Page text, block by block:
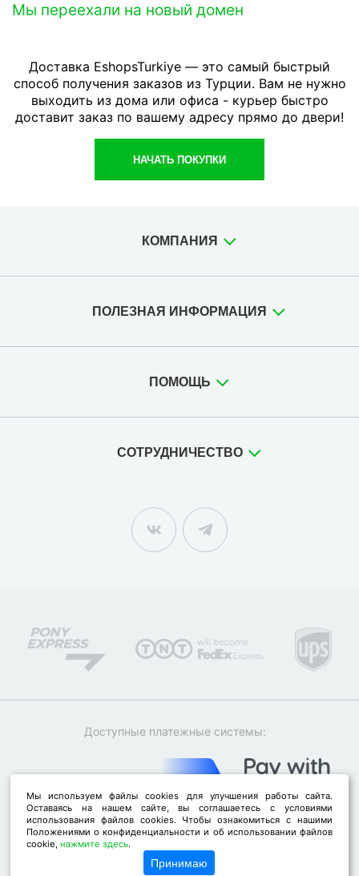
Мы переехали на новый домен
Доставка EshopsTurkiye — это самый быстрый
способ получения заказов из Турции. Вам не нужно
выходить из дома или офиса - курьер быстро
доставит заказ по вашему адресу прямо до двери!
НАЧАТЬ ПОКУПКИ
КОМПАНИЯ
ПОЛЕЗНАЯ ИНФОРМАЦИЯ
ПОМОЩЬ
СОТРУДНИЧЕСТВО
Доступные платежные системы:
Мы используем файлы cookies для улучшения работы сайта.
Оставаясь на нашем сайте, вы соглашаетесь с условиями
использования файлов cookies. Чтобы ознакомиться с нашими
Положениями о конфиденциальности и об использовании файлов
cookie,нажмите здесь.
Принимаю